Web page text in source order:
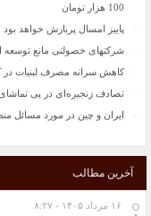
100 هزار تومان
پاییز امسال پربارش خواهد بود
شرکتهای خصولتی مانع توسعه
کاهش سرانه مصرف لبنیات در
تصادف زنجیره‌ای در پی
ایران و چین در مورد مسائل
مدیرکل میراث‌فرهنگی،
آیین یلدا می‌شوند
آخرین مطالب
۱۶ مرداد ۱۴۰۵ - ۸:۲۷